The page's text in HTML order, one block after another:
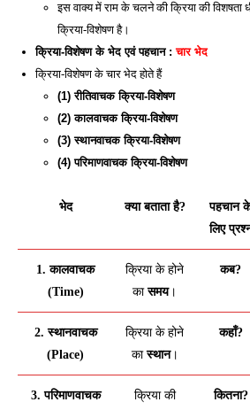
इस वाक्य में राम के चलने की क्रिया की विशषता
क्रिया-विशेषण है।
क्रिया-विशेषण के भेद एवं पहचान : चार भेद
क्रिया-विशेषण के चार भेद होते हैं
(1) रीतिवाचक क्रिया-विशेषण
(2) कालवाचक क्रिया-विशेषण
(3) स्थानवाचक क्रिया-विशेषण
(4) परिमाणवाचक क्रिया-विशेषण
भेद क्या बताता है?
पहचान
लिए
1. कालवाचक
(Time)
क्रिया के होने
कासमय।
कब?
2. स्थानवाचक
(Place)
क्रिया के होने
कास्थान।
कहाँ?
3. परिमाणवाचक
क्रिया की
कितना?